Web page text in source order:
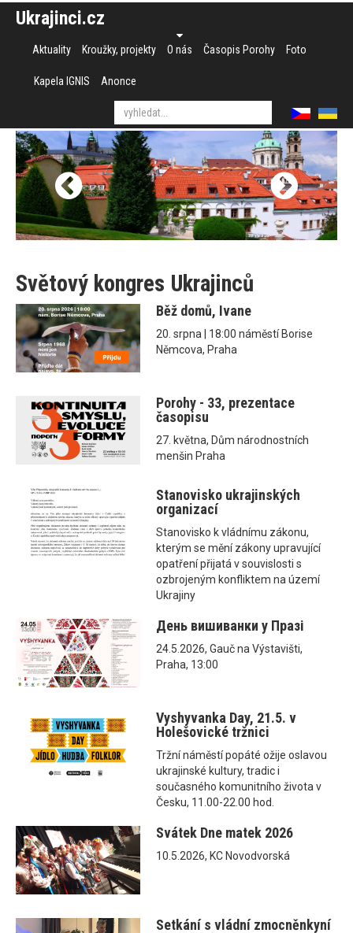
Ukrajinci.cz
Aktuality Kroužky, projekty O nás Časopis Porohy Foto
Kapela IGNIS Anonce
Světový kongres Ukrajinců
Běž domů, Ivane
20. srpna | 18:00 náměstí Borise
Němcova, Praha
Porohy - 33, prezentace
časopisu
27. května, Dům národnostních
menšin Praha
Stanovisko ukrajinských
organizací
Stanovisko k vládnímu zákonu,
kterým se mění zákony upravující
opatření přijatá v souvislosti s
ozbrojeným konfliktem na území
Ukrajiny
День вишиванки у Празі
24.5.2026, Gauč na Výstavišti,
Praha, 13:00
Vyshyvanka Day, 21.5. v
Holešovické tržnici
Tržní náměstí popáté ožije oslavou
ukrajinské kultury, tradic i
současného komunitního života v
Česku, 11.00-22.00 hod.
Svátek Dne matek 2026
10.5.2026, KC Novodvorská
Setkání s vládní zmocněnkyní